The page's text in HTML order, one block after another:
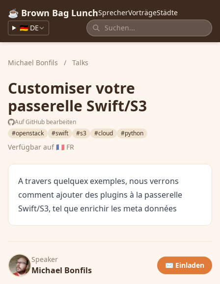
☕ Brown Bag LunchSprecherVorträgeStädte
🇩🇪 DE
Michael Bonfils / Talks
Customiser votre
passerelle Swift/S3
Auf GitHub bearbeiten
#openstack
#swift #s3 #cloud #python
Verfügbar auf🇫🇷 FR
A travers quelquex exemples, nous verrons
comment ajouter des plugins à la passerelle
Swift/S3, tel que enrichir les meta données
Speaker
Michael Bonfils ✉️ Einladen